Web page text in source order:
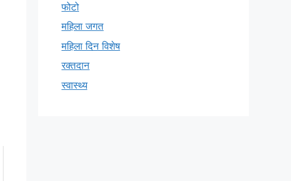
फोटो
महिला जगत
महिला दिन विशेष
रक्तदान
स्वास्थ्य